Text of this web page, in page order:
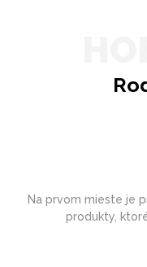
Na prvom mieste je
produkty,